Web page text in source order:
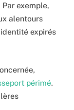
exemple,
alentours
expirés
périmé.